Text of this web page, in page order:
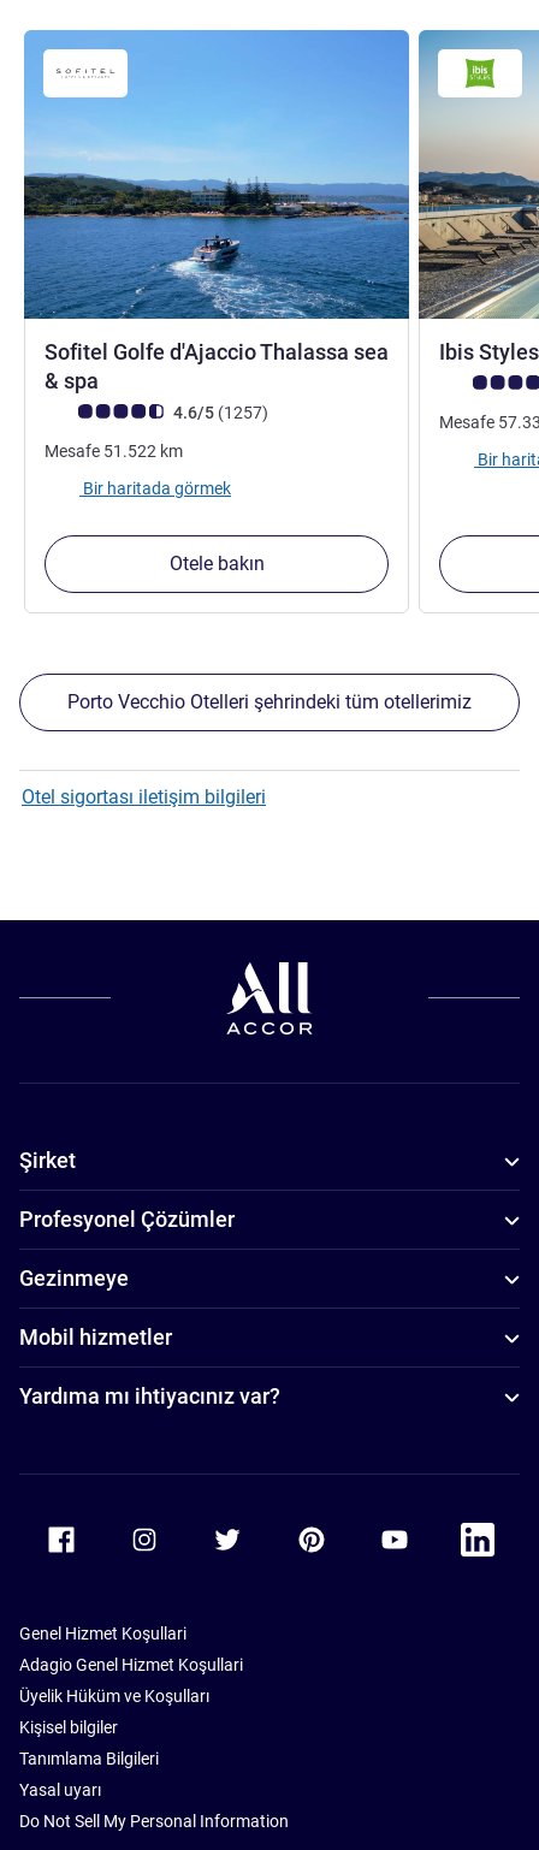
Sofitel Golfe d'Ajaccio Thalassa sea
& spa
Avis müşterileri puanı (ALL Puanlama)
4.6/5 (1257görüş
)
Mesafe 51.522 km
Bir haritada görmek
Otele bakın
Ibis
Avis
Mesafe
Bir
Porto Vecchio Otelleri şehrindeki tüm otellerimiz
Otel sigortası iletişim bilgileri
Şirket
Profesyonel Çözümler
Gezinmeye
Mobil hizmetler
Yardıma mı ihtiyacınız var?
Accor Facebook Accor TwitterAccor PinterestAccor Youtube
Accor
Genel Hizmet Koşullari
Adagio Genel Hizmet Koşullari
Üyelik Hüküm ve Koşulları
Kişisel bilgiler
Tanımlama Bilgileri
Yasal uyarı
Do Not Sell My Personal Information